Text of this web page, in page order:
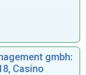
gmbh:
Casino